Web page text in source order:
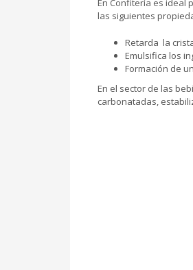
En Confitería es ideal
las siguientes
Retarda la
Emulsifica los
Formación de
En el sector de las
carbonatadas,